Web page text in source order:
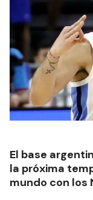
El base
la próxima
mundo con los